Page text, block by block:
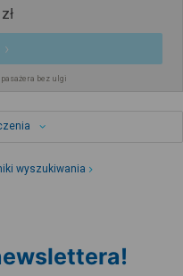
zł
pasażera bez ulgi
wyszukiwania